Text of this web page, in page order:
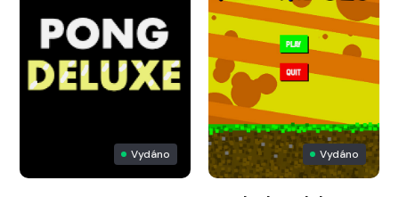
Vydáno Vydáno